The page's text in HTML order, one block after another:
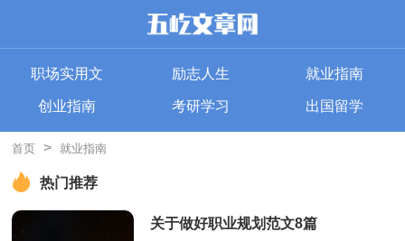
职场实用文 励志人生 就业指南
创业指南 考研学习 出国留学
首页 > 就业指南
热门推荐
关于做好职业规划范文8篇